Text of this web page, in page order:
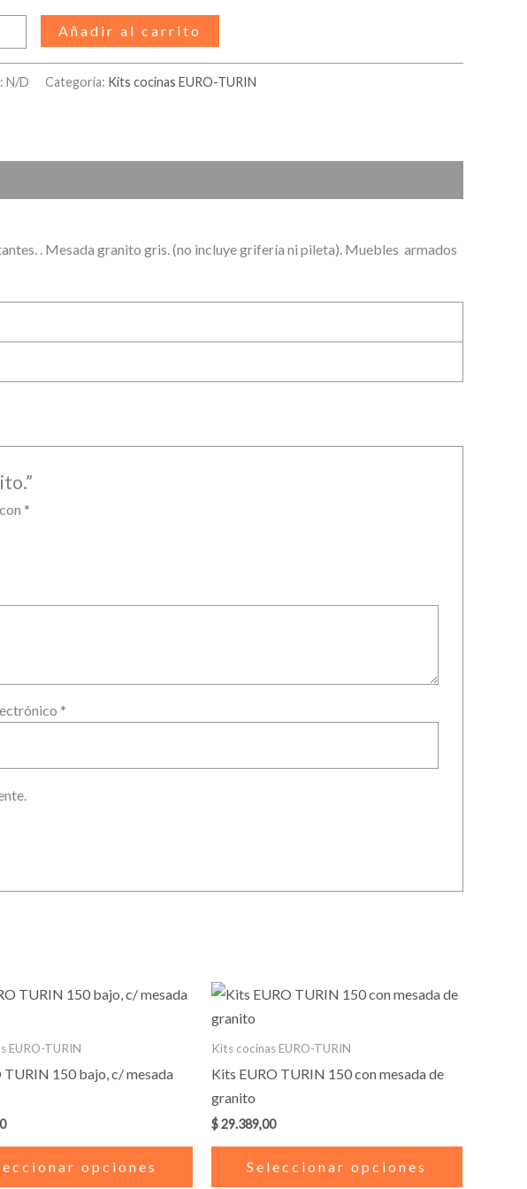
Añadir al carrito
N/D Categoría: Kits cocinas EURO-TURIN
. Mesada granito gris. (no incluye grifería ni pileta). Muebles armados
*
*
EURO-TURIN
TURIN 150 bajo, c/ mesada
opciones
Este
producto
tiene
opciones
pueden
Kits cocinas EURO-TURIN
Kits EURO TURIN 150 con mesada de
granito
$29.389,00
Seleccionar opciones
pueden